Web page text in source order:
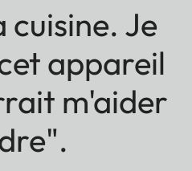
Je
appareil
m'aider